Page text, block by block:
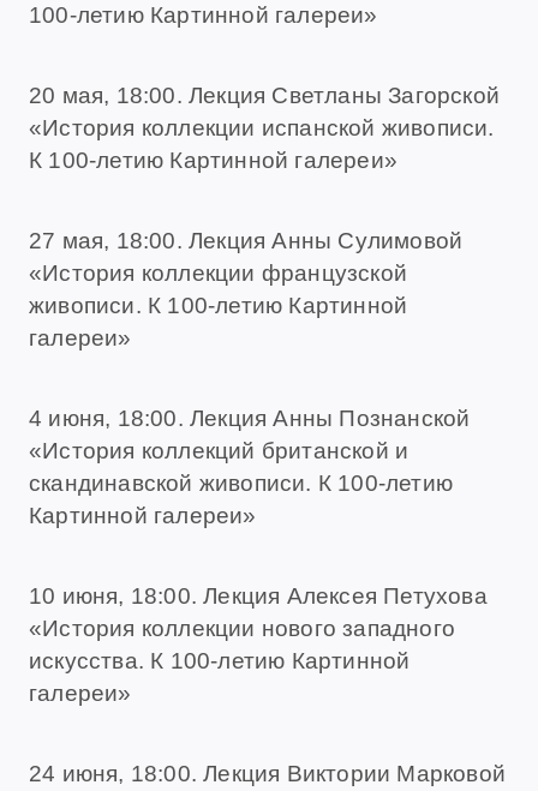
100-летию Картинной галереи»
20 мая, 18:00. Лекция Светланы Загорской
«История коллекции испанской живописи.
К 100-летию Картинной галереи»
27 мая, 18:00. Лекция Анны Сулимовой
«История коллекции французской
живописи. К 100-летию Картинной
галереи»
4 июня, 18:00. Лекция Анны Познанской
«История коллекций британской и
скандинавской живописи. К 100-летию
Картинной галереи»
10 июня, 18:00. Лекция Алексея Петухова
«История коллекции нового западного
искусства. К 100-летию Картинной
галереи»
24 июня, 18:00. Лекция Виктории Марковой